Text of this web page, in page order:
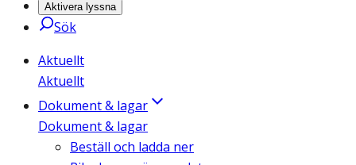
Aktivera lyssna
Sök
Aktuellt
Aktuellt
Dokument & lagar
Dokument & lagar
Beställ och ladda ner